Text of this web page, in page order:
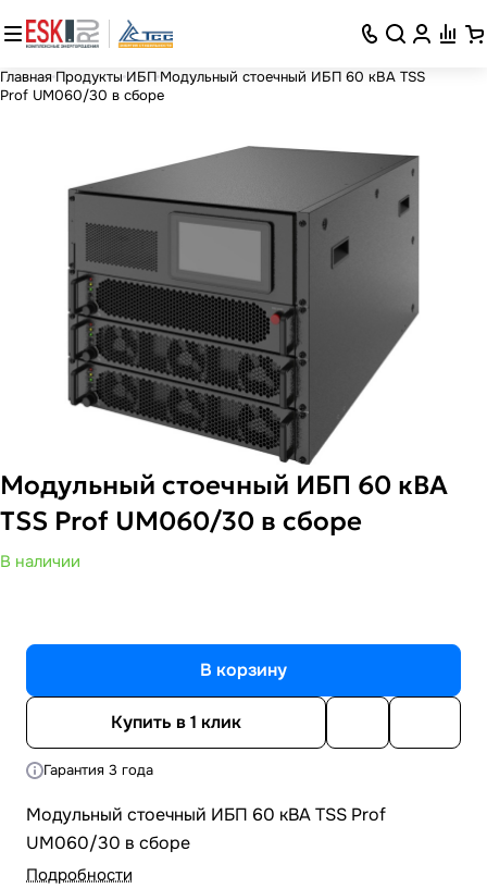
Главная Продукты ИБП Модульный стоечный ИБП 60 кВА TSS
Prof UM060/30 в сборе
Модульный стоечный ИБП 60 кВА
TSS Prof UM060/30 в сборе
В наличии
В корзину
Купить в 1 клик
Гарантия 3 года
Модульный стоечный ИБП 60 кВА TSS Prof
UM060/30 в сборе
Подробности